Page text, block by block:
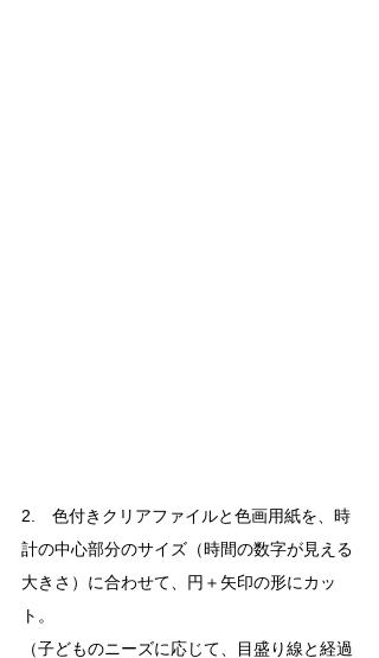
2.　色付きクリアファイルと色画用紙を、時
計の中心部分のサイズ（時間の数字が見える
大きさ）に合わせて、円＋矢印の形にカッ
ト。
（子どものニーズに応じて、目盛り線と経過